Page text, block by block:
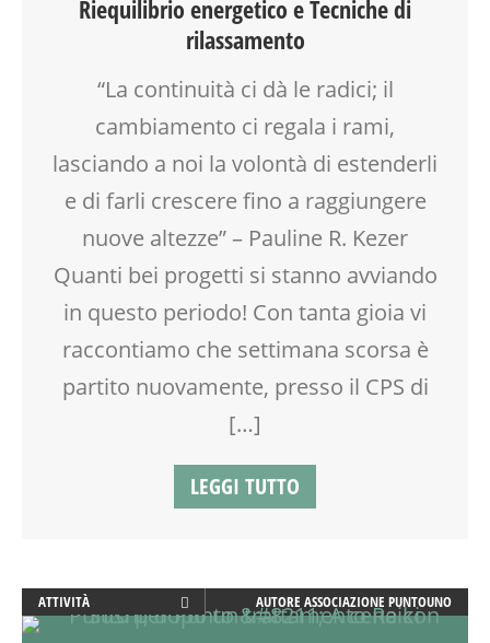
ROBOTICA
TEATRO
TEATRO D'IMPROVVISAZIONE
TEATRO DI NARRAZIONE
TEMPO LIBERO
VIA FARUFFINI
Riequilibrio energetico e Tecniche di
rilassamento
“La continuità ci dà le radici; il
cambiamento ci regala i rami,
lasciando a noi la volontà di estenderli
e di farli crescere fino a raggiungere
nuove altezze” – Pauline R. Kezer
Quanti bei progetti si stanno avviando
in questo periodo! Con tanta gioia vi
raccontiamo che settimana scorsa è
partito nuovamente, presso il CPS di
[…]
LEGGI TUTTO
ATTIVITÀ
AYURVEDICO
AUTORE ASSOCIAZIONE PUNTOUNO